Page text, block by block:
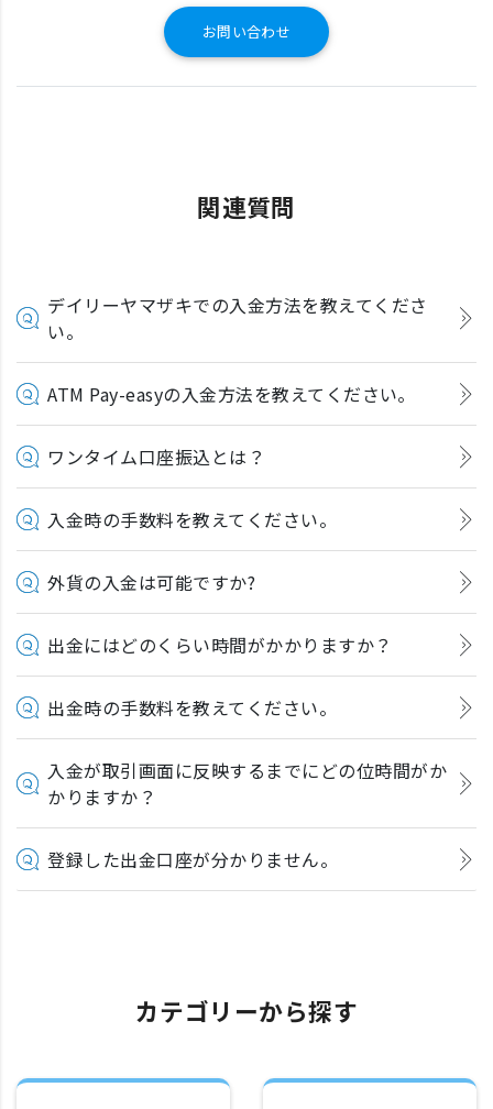
お問い合わせ
関連質問
デイリーヤマザキでの入金方法を教えてくださ
い。
ATM Pay-easyの入金方法を教えてください。
ワンタイム口座振込とは？
入金時の手数料を教えてください。
外貨の入金は可能ですか?
出金にはどのくらい時間がかかりますか？
出金時の手数料を教えてください。
入金が取引画面に反映するまでにどの位時間がか
かりますか？
登録した出金口座が分かりません。
カテゴリーから探す